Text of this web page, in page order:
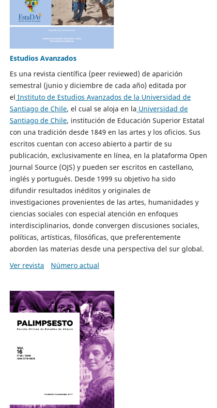
Estudios Avanzados
Es una revista científica (peer reviewed) de aparición
semestral (junio y diciembre de cada año) editada por
el Instituto de Estudios Avanzados de la Universidad de
Santiago de Chile, el cual se aloja en la Universidad de
Santiago de Chile, institución de Educación Superior Estatal
con una tradición desde 1849 en las artes y los oficios. Sus
escritos cuentan con acceso abierto a partir de su
publicación, exclusivamente en línea, en la plataforma Open
Journal Source (OJS) y pueden ser escritos en castellano,
inglés y portugués. Desde 1999 su objetivo ha sido
difundir resultados inéditos y originales de
investigaciones provenientes de las artes, humanidades y
ciencias sociales con especial atención en enfoques
interdisciplinarios, donde convergen discusiones sociales,
políticas, artísticas, filosóficas, que preferentemente
aborden las materias desde una perspectiva del sur global.
Ver revista
Número actual